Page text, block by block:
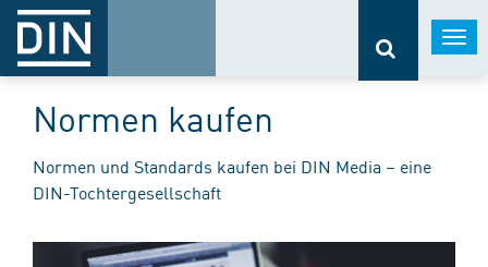
Normen kaufen
Normen und Standards kaufen bei DIN Media – eine
DIN-Tochtergesellschaft